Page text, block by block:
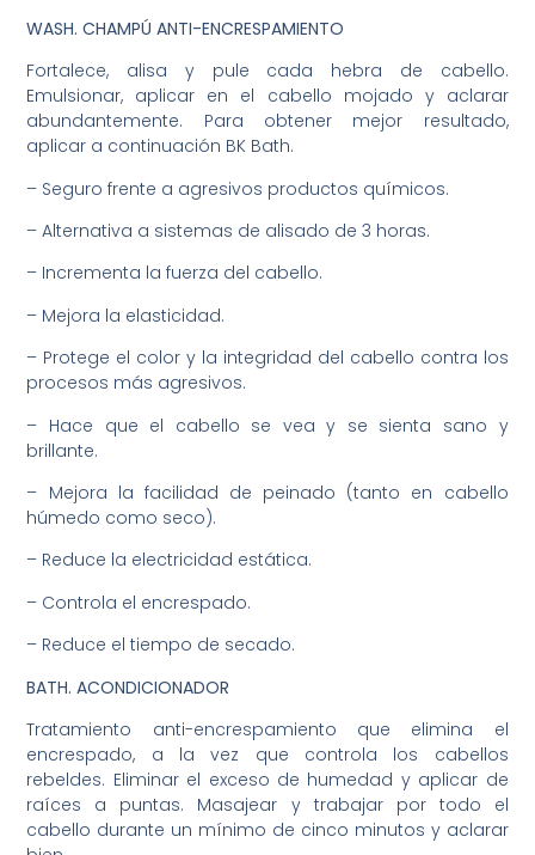
WASH.CHAMPÚ ANTI-ENCRESPAMIENTO
Fortalece, alisa y pule cada hebra de cabello.
Emulsionar, aplicar en el cabello mojado y aclarar
abundantemente. Para obtener mejor resultado,
aplicar a continuación BK Bath.
– Seguro frente a agresivos productos químicos.
– Alternativa a sistemas de alisado de 3 horas.
– Incrementa la fuerza del cabello.
– Mejora la elasticidad.
– Protege el color y la integridad del cabello contra los
procesos más agresivos.
– Hace que el cabello se vea y se sienta sano y
brillante.
– Mejora la facilidad de peinado (tanto en cabello
húmedo como seco).
– Reduce la electricidad estática.
– Controla el encrespado.
– Reduce el tiempo de secado.
BATH.ACONDICIONADOR
Tratamiento anti-encrespamiento que elimina el
encrespado, a la vez que controla los cabellos
rebeldes. Eliminar el exceso de humedad y aplicar de
raíces a puntas. Masajear y trabajar por todo el
cabello durante un mínimo de cinco minutos y aclarar